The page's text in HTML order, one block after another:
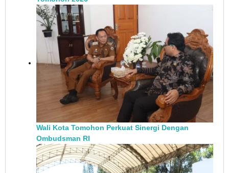
Wali Kota Tomohon Perkuat Sinergi Dengan
Ombudsman RI